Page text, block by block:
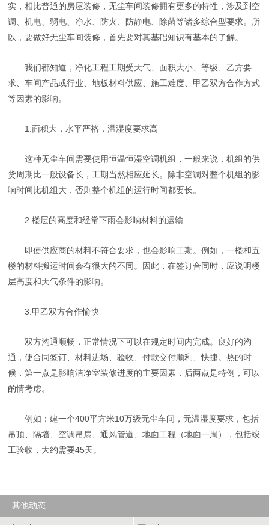
实，相比普通的房屋装修，无尘车间装修拥有更多的特性，涉及到空
调、机电、弱电、净水、防火、防静电、除菌等诸多综合型要求。所
以，要做好无尘车间装修，首先要对其基础知识有基本的了解。
我们都知道，净化工程工期受天气、面积大小、等级、乙方要
求、车间产品或行业、地板材料供应、施工难度、甲乙双方合作方式
等因素的影响。
1.面积大，水平严格，温湿度要求高
这种无尘车间需要使用恒温恒湿空调机组，一般来说，机组的供
货周期比一般设备长，工期当然相应延长。除非空调对整个机组的影
响时间比机组大，否则整个机组的运行时间都要长。
2.楼层的高度和经常下雨会影响材料的运输
即使供应商的材料不符合要求，也会影响工期。例如，一楼和五
楼的材料搬运时间会有很大的不同。因此，在签订合同时，应说明楼
层高度和天气条件的影响。
3.甲乙双方合作愉快
双方沟通顺畅，正常情况下可以在规定时间内完成。良好的沟
通，使合同签订、材料进场、验收、付款交付顺利、快捷。热的时
候，第一点是影响洁净室装修进度的主要因素，后两点是特例，可以
酌情考虑。
例如：建一个400平方米10万级无尘车间，无温湿度要求，包括
吊顶、隔墙、空调吊扇、通风管道、地面工程（地面一周），包括竣
工验收，大约需要45天。
其他动态